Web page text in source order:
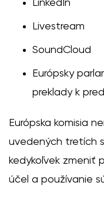
LinkedIn
Livestream
SoundCloud
Európsky
preklady k
Európska komisia
uvedených tretích
kedykoľvek zmeniť
účel a používanie